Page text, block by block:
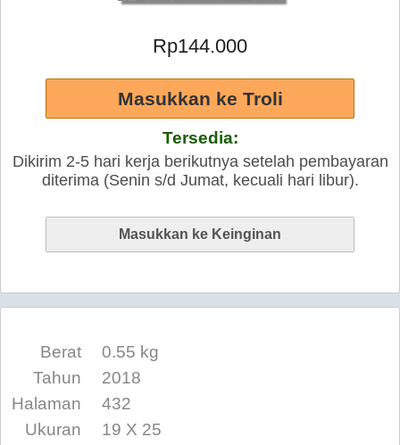
Rp144.000
Tersedia:
Dikirim 2-5 hari kerja berikutnya setelah pembayaran
diterima (Senin s/d Jumat, kecuali hari libur).
Berat
0.55 kg
Tahun
2018
Halaman
432
Ukuran
19 X 25